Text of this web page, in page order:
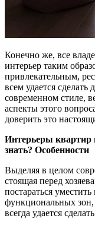
Конечно же, все
интерьер таким
привлекательным,
всем удается сделать
современном стиле,
аспекты этого
доверить это
Интерьеры квартир
знать? Особенности
Выделяя в целом
стоящая перед
постараться
функциональных
всегда удается